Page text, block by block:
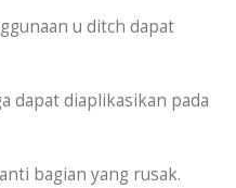
u ditch dapat
dapat diaplikasikan pada
bagian yang rusak.